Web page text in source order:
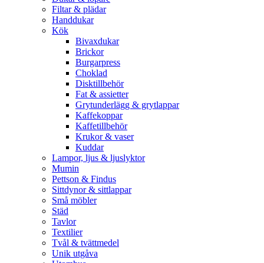
Filtar & plädar
Handdukar
Kök
Bivaxdukar
Brickor
Burgarpress
Choklad
Disktillbehör
Fat & assietter
Grytunderlägg & grytlappar
Kaffekoppar
Kaffetillbehör
Krukor & vaser
Kuddar
Lampor, ljus & ljuslyktor
Mumin
Pettson & Findus
Sittdynor & sittlappar
Små möbler
Städ
Tavlor
Textilier
Tvål & tvättmedel
Unik utgåva